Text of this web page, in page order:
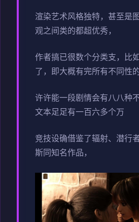
渲染艺术风格独特，甚至是
观之间类的都超优秀，
作者搞已很数个分类支，比
了，即大概有完所有不同性
许许能一段剧情会有八八种
文本足足有一百六多个万
竞技设确借鉴了辐射、潜行
斯同知名作品，